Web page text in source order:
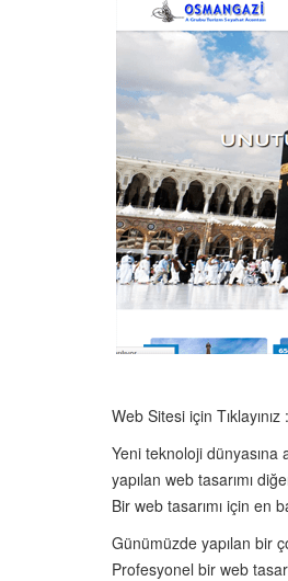
Web Sitesi için Tıklayınız
Yeni teknoloji dünyasına
yapılan web tasarımı
Bir web tasarımı için en
Günümüzde yapılan bir
Profesyonel bir web